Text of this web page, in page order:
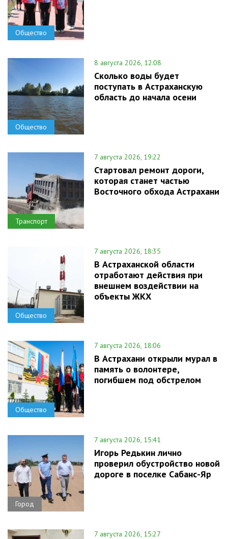
Общество
Общество
8 августа 2026, 12:08
Сколько воды будет
поступать в Астраханскую
область до начала осени
Транспорт
7 августа 2026, 19:22
Стартовал ремонт дороги,
которая станет частью
Восточного обхода Астрахани
Общество
7 августа 2026, 18:35
В Астраханской области
отработают действия при
внешнем воздействии на
объекты ЖКХ
Общество
7 августа 2026, 18:06
В Астрахани открыли мурал в
память о волонтере,
погибшем под обстрелом
Город
7 августа 2026, 15:41
Игорь Редькин лично
проверил обустройство новой
дороге в поселке Сабанс-Яр
7 августа 2026, 15:27